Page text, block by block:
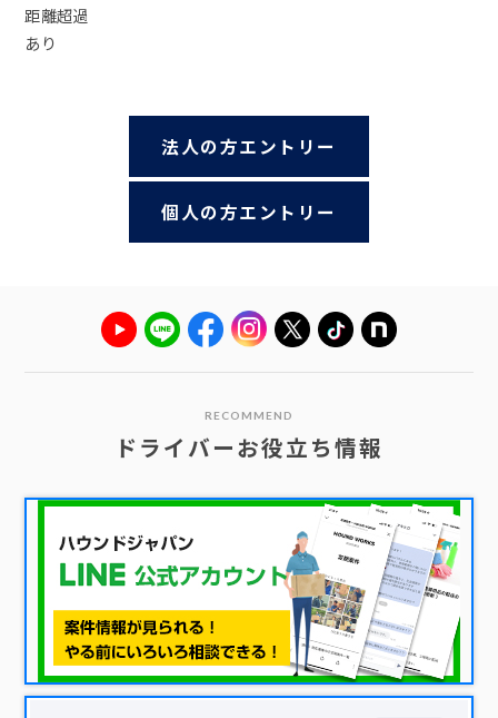
距離超過
あり
法人の方エントリー
個人の方エントリー
RECOMMEND
ドライバーお役立ち情報